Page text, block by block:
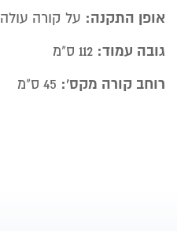
אופן התקנה: על קורה עולה
גובה עמוד:
רוחב קורה מקס':